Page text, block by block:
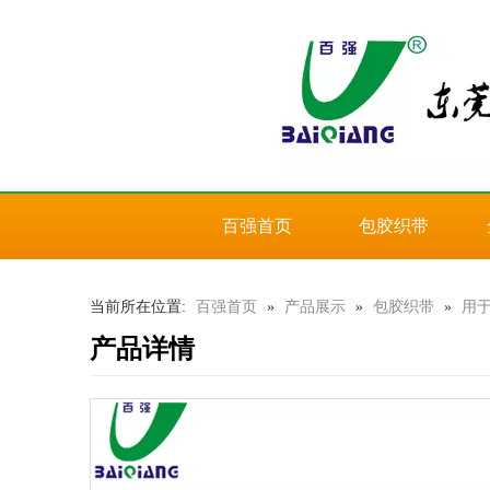
百强首页 包胶织带
当前所在位置: 百强首页 » 产品展示 » 包胶织带 » 用
产品详情